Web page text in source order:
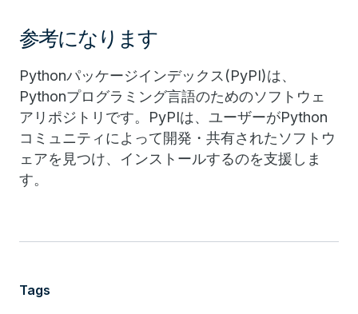
参考になります
Pythonパッケージインデックス(PyPI)は、
Pythonプログラミング言語のためのソフトウェ
アリポジトリです。PyPIは、ユーザーがPython
コミュニティによって開発・共有されたソフトウ
ェアを見つけ、インストールするのを支援しま
す。
Tags